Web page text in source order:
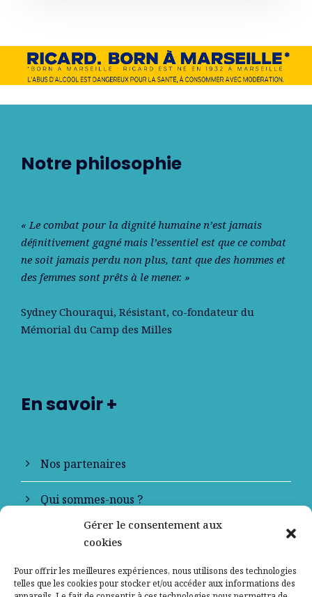
Gérer le consentement aux
cookies
Pour offrir les meilleures expériences, nous utilisons des technologies
telles que les cookies pour stocker et/ou accéder aux informations des
Notre philosophie
« Le combat pour la dignité humaine n’est jamais
déﬁnitivement gagné mais l’essentiel est que ce combat
ne soit jamais perdu non plus, tant que des hommes et
des femmes sont prêts à le mener. »
Sydney Chouraqui, Résistant, co-fondateur du
Mémorial du Camp des Milles
En savoir +
Nos partenaires
Qui sommes-nous ?
Contactez-nous
Mentions légales